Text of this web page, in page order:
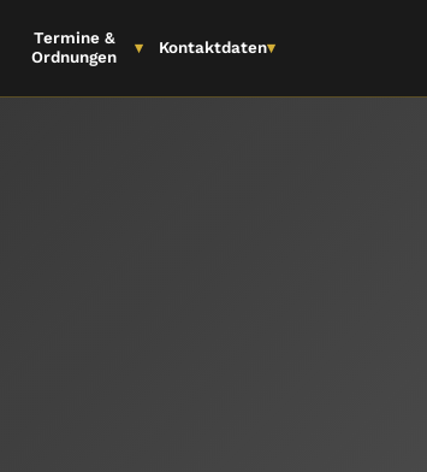
Termine &
Ordnungen
▾ Kontaktdaten▾